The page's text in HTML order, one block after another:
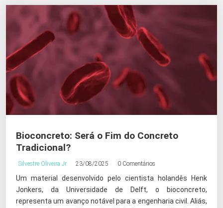
Bioconcreto: Será o Fim do Concreto
Tradicional?
Silvestre Oliveira Jr 23/08/2025 0 Comentários
Um material desenvolvido pelo cientista holandês Henk
Jonkers, da Universidade de Delft, o bioconcreto,
representa um avanço notável para a engenharia civil. Aliás,